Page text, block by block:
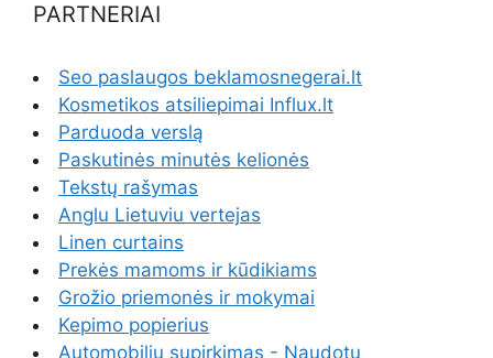
PARTNERIAI
Seo paslaugos beklamosnegerai.lt
Kosmetikos atsiliepimai Influx.lt
Parduoda verslą
Paskutinės minutės kelionės
Tekstų rašymas
Anglu Lietuviu vertejas
Linen curtains
Prekės mamoms ir kūdikiams
Grožio priemonės ir mokymai
Kepimo popierius
Automobiliu supirkimas - Naudotų